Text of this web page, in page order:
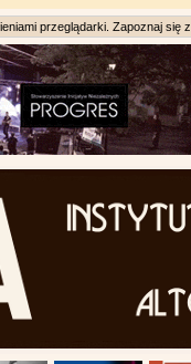
przeglądarki. Zapoznaj się z